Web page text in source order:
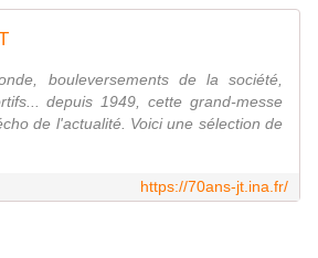
bouleversements de la société,
depuis 1949, cette grand-messe
de l'actualité. Voici une sélection de
https://70ans-jt.ina.fr/